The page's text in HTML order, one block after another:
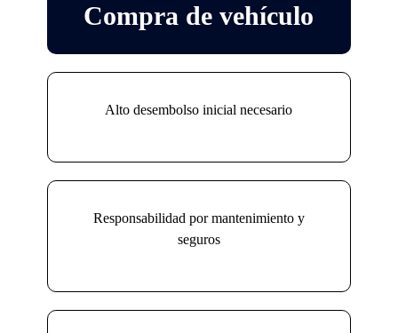
Compra de vehículo
Alto desembolso inicial necesario
Responsabilidad por mantenimiento y
seguros